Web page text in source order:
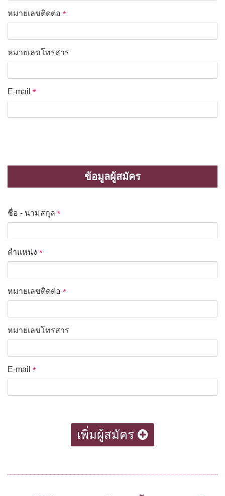
หมายเลขติดต่อ *
หมายเลขโทรสาร
E-mail *
ข้อมูลผู้สมัคร
ชื่อ - นามสกุล *
ตำแหน่ง *
หมายเลขติดต่อ *
หมายเลขโทรสาร
E-mail *
เพิ่มผู้สมัคร